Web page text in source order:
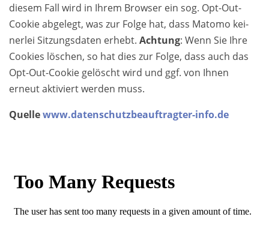
diesem Fall wird in Ihrem Browser ein sog. Opt-Out-
Cookie abgelegt, was zur Folge hat, dass Matomo kei­
ner­lei Sit­zungs­da­ten erhebt. Achtung: Wenn Sie Ihre
Cookies löschen, so hat dies zur Folge, dass auch das
Opt-Out-Cookie gelöscht wird und ggf. von Ihnen
erneut aktiviert werden muss.
Quellewww.datenschutzbeauftragter-info.de